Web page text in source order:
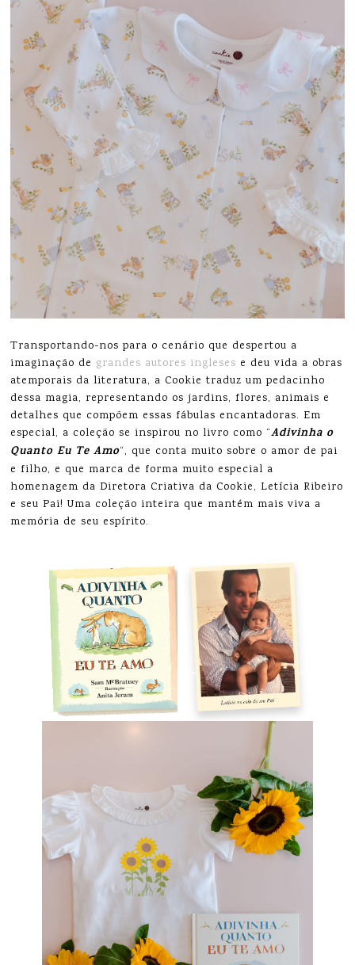
Transportando-nos para o cenário que despertou a
imaginação de grandes autores ingleses e deu vida a obras
atemporais da literatura, a Cookie traduz um pedacinho
dessa magia, representando os jardins, flores, animais e
detalhes que compõem essas fábulas encantadoras. Em
especial, a coleção se inspirou no livro como “Adivinha o
Quanto Eu Te Amo“, que conta muito sobre o amor de pai
e filho, e que marca de forma muito especial a
homenagem da Diretora Criativa da Cookie, Letícia Ribeiro
e seu Pai! Uma coleção inteira que mantém mais viva a
memória de seu espírito.